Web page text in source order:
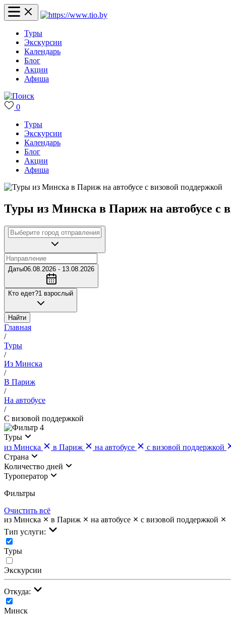
Туры
Экскурсии
Календарь
Блог
Акции
Афиша
0
Туры
Экскурсии
Календарь
Блог
Акции
Афиша
Туры из Минска в Париж на автобусе с
Даты06.08.2026 - 13.08.2026
Кто едет?1 взрослый
Найти
Главная
/
Туры
/
Из Минска
/
В Париж
/
На автобусе
/
С визовой поддержкой
4
Туры
из Минска
в Париж на автобусе
с визовой поддержкой
Страна
Количество дней
Туроператор
Фильтры
Очистить всё
из Минска
в Париж на автобусе
с визовой поддержкой
Тип услуги:
Туры
Экскурсии
Откуда:
Минск